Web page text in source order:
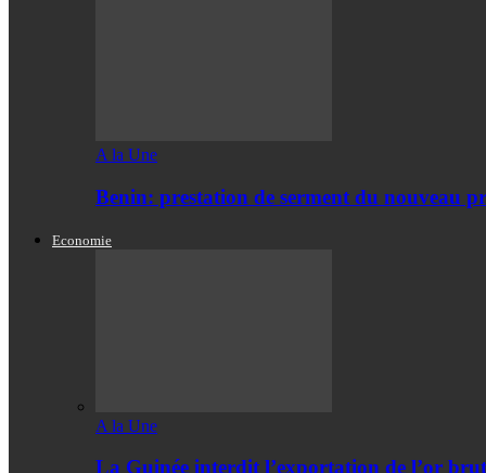
A la Une
Benin: prestation de serment du nouveau
Economie
A la Une
La Guinée interdit l’exportation de l’or brut